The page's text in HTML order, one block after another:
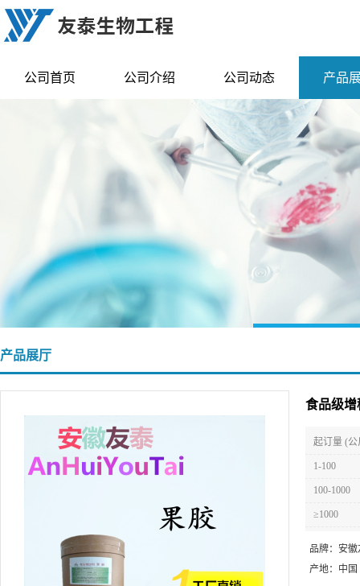
公司首页 公司介绍 公司动态 产品
产品展厅
食品级增
起订量 (公
1-100
100-1000
≥1000
品牌： 安徽
产地： 中国